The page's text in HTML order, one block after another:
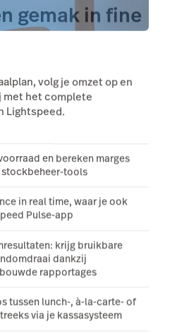
gemak in fine
volg je omzet op en
het complete
Lightspeed.
en bereken marges
tools
in real time, waar je ook
Pulse-app
krijg bruikbare
dankzij
rapportages
tussen lunch-, à-la-carte- of
via je kassasysteem